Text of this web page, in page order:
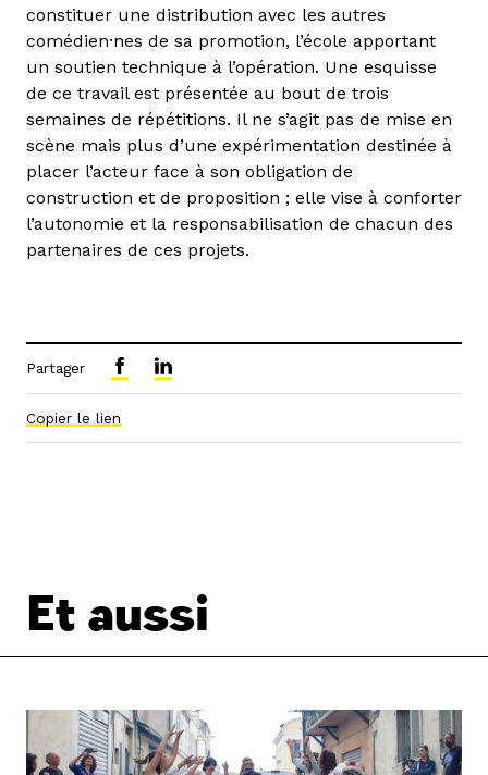
constituer une distribution avec les autres
comédien·nes de sa promotion, l’école apportant
un soutien technique à l’opération. Une esquisse
de ce travail est présentée au bout de trois
semaines de répétitions. Il ne s’agit pas de mise en
scène mais plus d’une expérimentation destinée à
placer l’acteur face à son obligation de
construction et de proposition ; elle vise à conforter
l’autonomie et la responsabilisation de chacun des
partenaires de ces projets.
Partager
Copier le lien
Et aussi